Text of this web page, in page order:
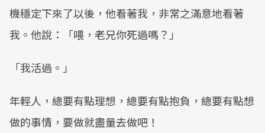
機穩定下來了以後，他看著我，非常之滿意地看著
我。他說：「喂，老兄你死過嗎？」
「我活過。」
年輕人，總要有點理想，總要有點抱負，總要有點想
做的事情，要做就盡量去做吧！